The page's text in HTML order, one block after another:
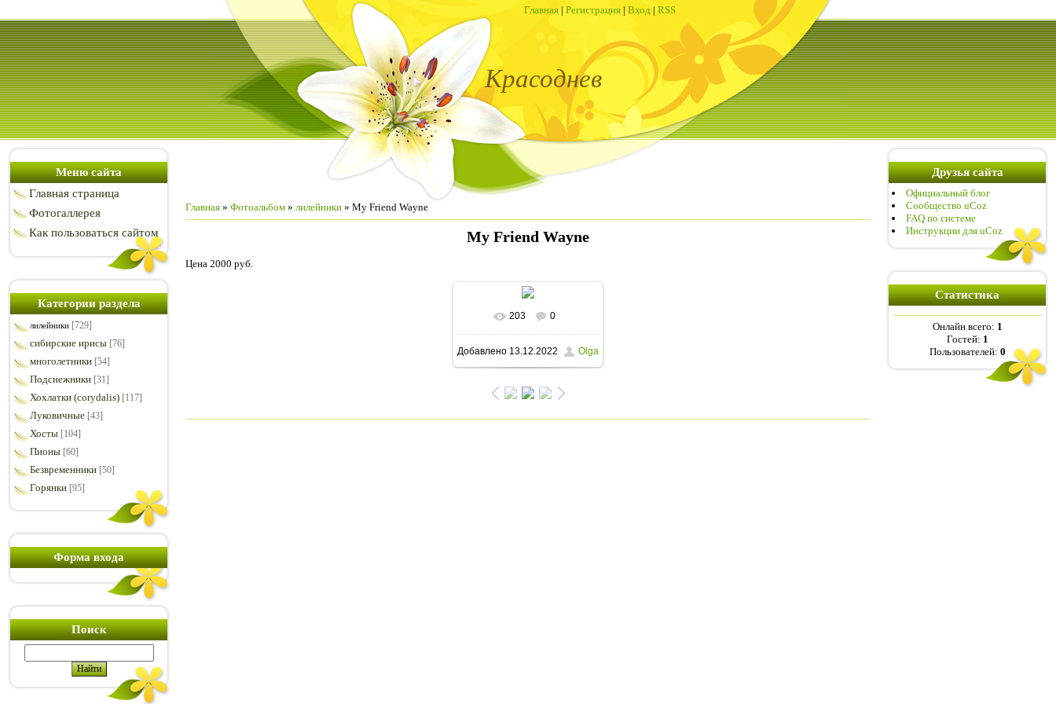
Главная | Регистрация | Вход | RSS
Красоднев
Меню сайта
Главная страница
Фотогаллерея
Как пользоваться сайтом
Категории раздела
лилейники [729]
сибирские ирисы [76]
многолетники [54]
Подснежники [31]
Хохлатки (corydalis) [117]
Луковичные [43]
Хосты [104]
Пионы [60]
Безвременники [50]
Горянки [95]
Форма входа
Поиск
Главная » Фотоальбом » лилейники » My Friend Wayne
My Friend Wayne
Цена 2000 руб.
В реальном размере
750x1000/ 191.5Kb
203 0
Добавлено 13.12.2022 Olga
Друзья сайта
Официальный блог
Сообщество uCoz
FAQ по системе
Инструкции для uCoz
Статистика
Онлайн всего: 1
Гостей: 1
Пользователей: 0